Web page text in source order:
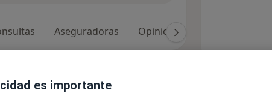
Aseguradoras Opiniones (112)
es importante